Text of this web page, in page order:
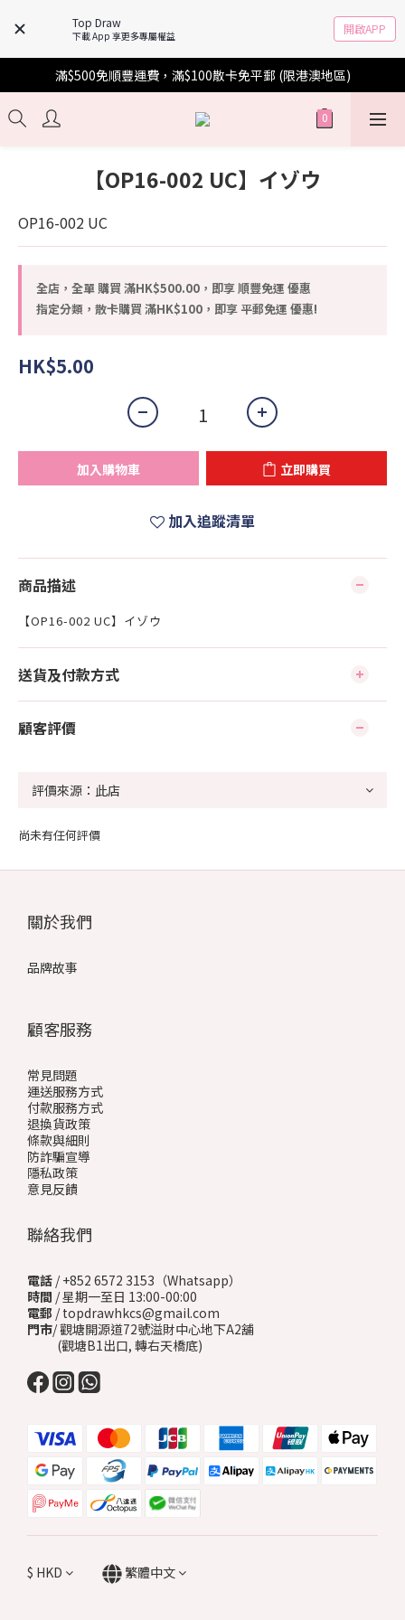
Top Draw
下載 App 享更多專屬權益 開啟APP
滿$500免順豐運費，滿$100散卡免平郵 (限港澳地區)
【OP16-002 UC】イゾウ
OP16-002 UC
全店，全單 購買 滿HK$500.00，即享 順豐免運 優惠
指定分類，散卡購買 滿HK$100，即享 平郵免運 優惠!
HK$5.00
加入購物車 立即購買
加入追蹤清單
商品描述
【OP16-002 UC】イゾウ
送貨及付款方式
顧客評價
尚未有任何評價
關於我們
品牌故事
顧客服務
常見問題
運送服務方式
付款服務方式
退換貨政策
條款與細則
防詐騙宣導
隱私政策
意見反饋
聯絡我們
電話 / +852 6572 3153（Whatsapp）
時間 / 星期一至日 13:00-00:00
電郵 / topdrawhkcs@gmail.com
門市/ 觀塘開源道72號溢財中心地下A2舖
(觀塘B1出口, 轉右天橋底)
$ HKD 繁體中文